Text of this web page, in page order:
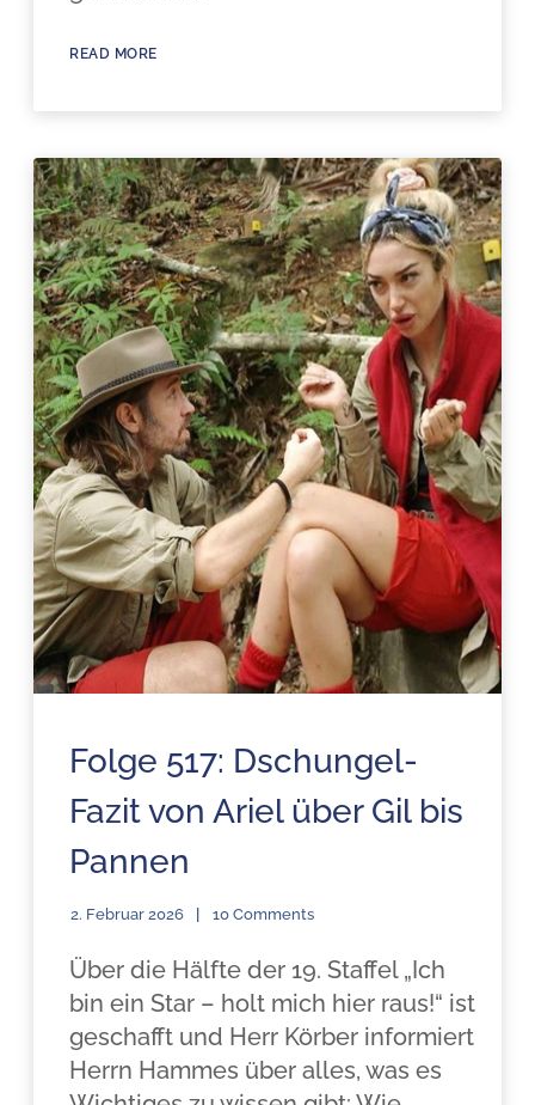
READ MORE
Folge 517: Dschungel-
Fazit von Ariel über Gil bis
Pannen
2. Februar 2026 10 Comments
Über die Hälfte der 19. Staffel „Ich
bin ein Star – holt mich hier raus!“ ist
geschafft und Herr Körber informiert
Herrn Hammes über alles, was es